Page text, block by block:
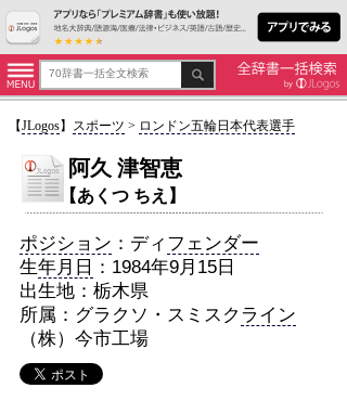
【JLogos】 スポーツ > ロンドン五輪日本代表選手
阿久 津智恵
【あくつ ちえ】
ポジション ：ディ フェンダー
生年月日 ：1984年9月15日
出生地：栃木県
所属：グラクソ・スミスク ライン
（株）今市工場